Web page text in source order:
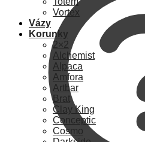
Vortex
Vázy
Korunky
2×2
Alchemist
Alpaca
Amfora
Artbar
Brat
Clay King
Conceptic
Cosmo